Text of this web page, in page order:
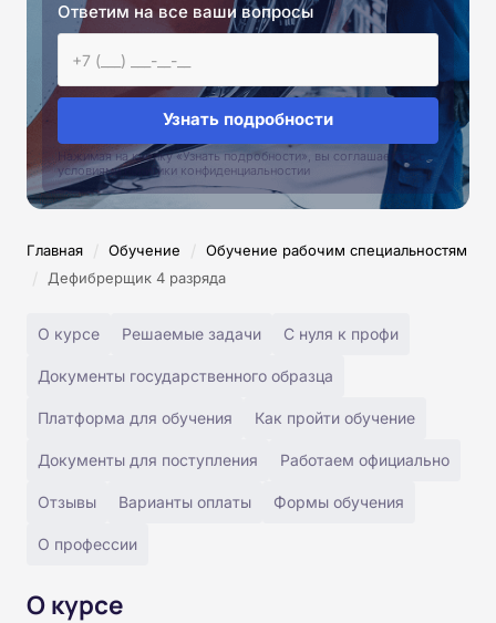
Ответим на все ваши вопросы
Узнать подробности
Нажимая на кнопку «Узнать подробности», вы соглашаетесь с
условиями политики конфиденциальностии
Главная / Обучение / Обучение рабочим специальностям
/ Дефибрерщик 4 разряда
О курсе Решаемые задачи С нуля к профи
Документы государственного образца
Платформа для обучения Как пройти обучение
Документы для поступления Работаем официально
Отзывы Варианты оплаты Формы обучения
О профессии
О курсе